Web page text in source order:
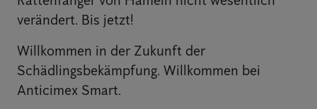
verändert. Bis jetzt!
Willkommen in der Zukunft der
Schädlingsbekämpfung. Willkommen bei
Anticimex Smart.